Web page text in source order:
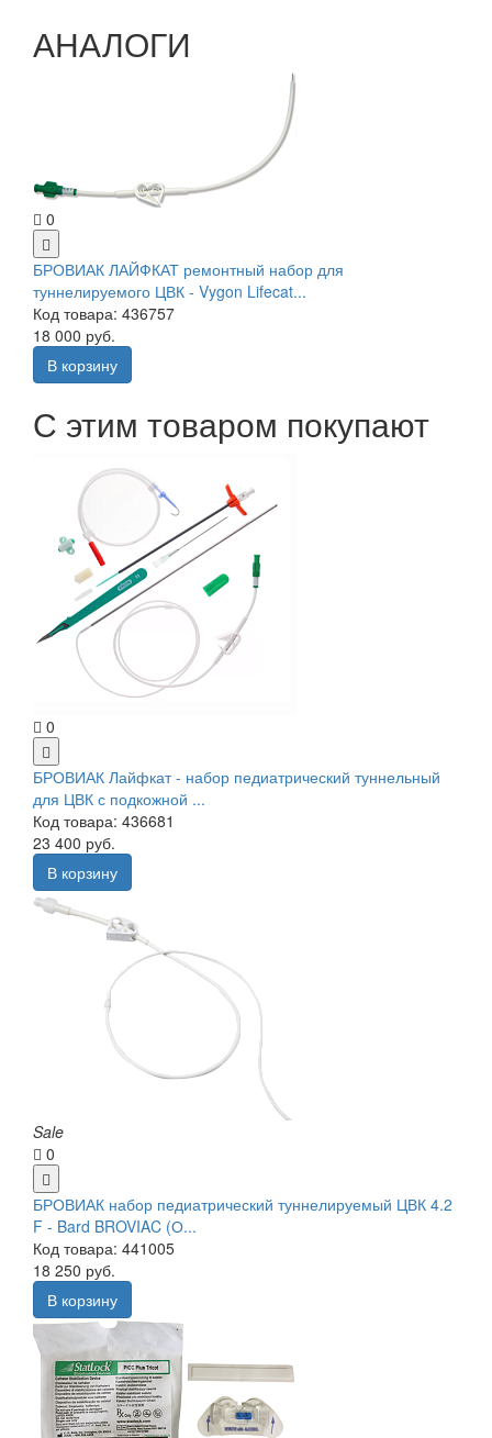
АНАЛОГИ
0
БРОВИАК ЛАЙФКАТ ремонтный набор для
туннелируемого ЦВК - Vygon Lifecat...
Код товара: 436757
18 000 руб.
В корзину
С этим товаром покупают
0
БРОВИАК Лайфкат - набор педиатрический туннельный
для ЦВК с подкожной ...
Код товара: 436681
23 400 руб.
В корзину
Sale
0
БРОВИАК набор педиатрический туннелируемый ЦВК 4.2
F - Bard BROVIAC (О...
Код товара: 441005
18 250 руб.
В корзину